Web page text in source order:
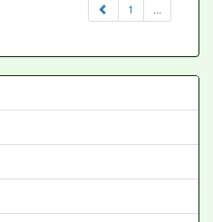
1 ...